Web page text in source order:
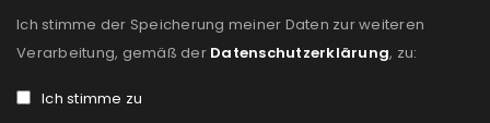
Ich stimme der Speicherung meiner Daten zur weiteren
Verarbeitung, gemäß der Datenschutzerklärung, zu:
Ich stimme zu